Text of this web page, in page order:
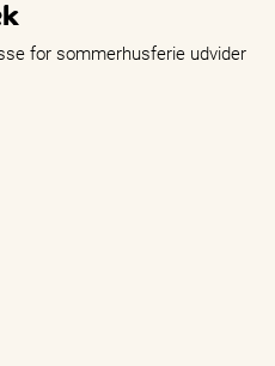
for sommerhusferie udvider